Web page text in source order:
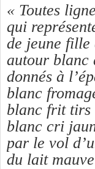
« Toutes
qui
de jeune
autour blanc
donnés à
blanc
blanc frit tirs
blanc cri
par le vol
du lait